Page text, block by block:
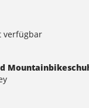
verfügbar